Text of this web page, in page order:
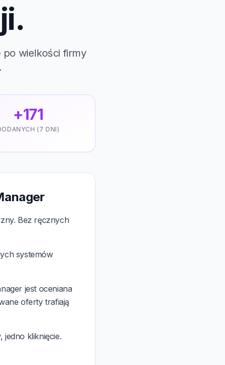
po wielkości firmy
+171
(7 DNI)
Bez ręcznych
systemów
jest oceniana
oferty trafiają
jedno kliknięcie.